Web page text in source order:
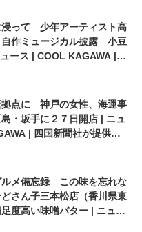
浸って 少年アーティスト高
自作ミュージカル披露 小豆
ース | COOL KAGAWA |
拠点に 神戸の女性、海運事
・坂手に２７日開店 | ニュ
| 四国新聞社が提供す
ルメ備忘録 この味を忘れな
さん子三本松店（香川県東
度高い味噌バター | ニュー